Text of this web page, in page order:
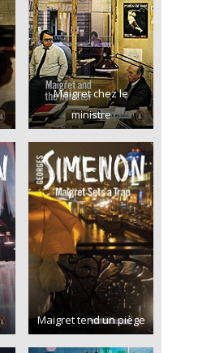
Maigret chez le
ministre
Maigret tend un piège